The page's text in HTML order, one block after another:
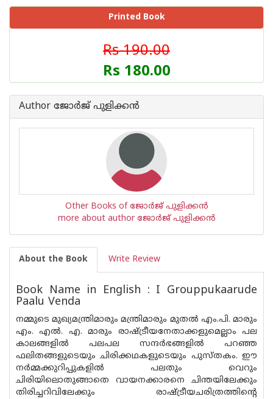
Printed Book
Rs 190.00
Rs 180.00
Author ജോര്‍ജ് പുളിക്കന്‍
Other Books of ജോര്‍ജ് പുളിക്കന്‍
more about author ജോര്‍ജ് പുളിക്കന്‍
About the Book Write Review
Book Name in English : I Grouppukaarude
Paalu Venda
നമ്മുടെ മുഖ്യമന്ത്രിമാരും മന്ത്രിമാരും മുതൽ എം.പി. മാരും
എം. എൽ. എ. മാരും രാഷ്ട്രീയനേതാക്കളുമെല്ലാം പല
കാലങ്ങളിൽ പലപല സന്ദർഭങ്ങളിൽ പറഞ്ഞ
ഫലിതങ്ങളുടെയും ചിരിക്കഥകളുടെയും പുസ്തകം. ഈ
നർമ്മക്കുറിപ്പുകളിൽ പലതും വെറും
ചിരിയിലൊതുങ്ങാതെ വായനക്കാരനെ ചിന്തയിലേക്കും
തിരിച്ചറിവിലേക്കും രാഷ്ട്രീയചരിത്രത്തിന്റെ